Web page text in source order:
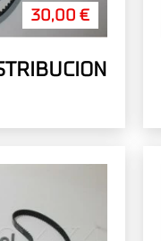
30,00 €